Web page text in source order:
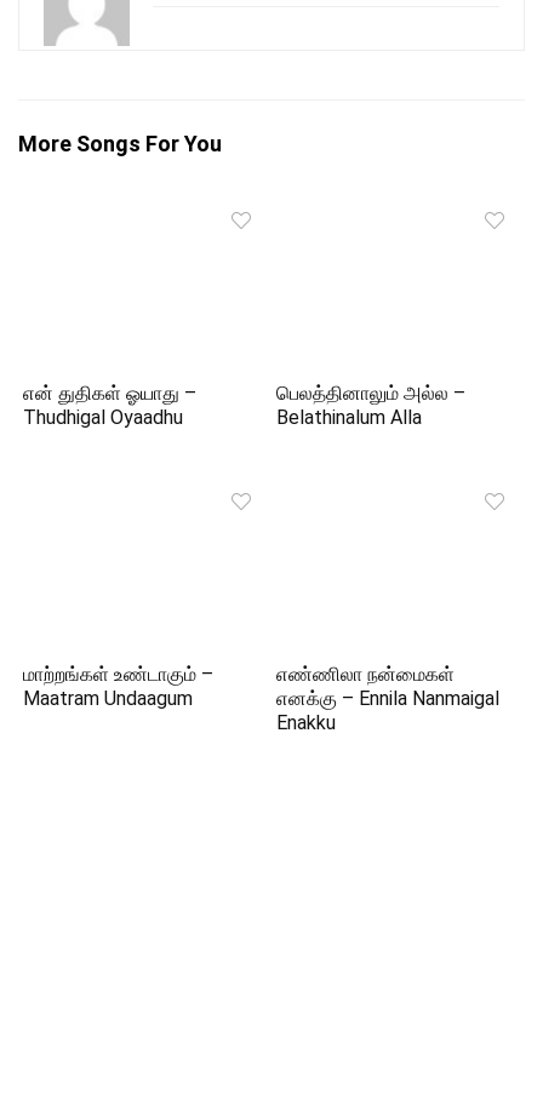
More Songs For You
என் துதிகள் ஓயாது –
Thudhigal Oyaadhu
பெலத்தினாலும் அல்ல –
Belathinalum Alla
மாற்றங்கள் உண்டாகும் –
Maatram Undaagum
எண்ணிலா நன்மைகள்
எனக்கு – Ennila Nanmaigal
Enakku